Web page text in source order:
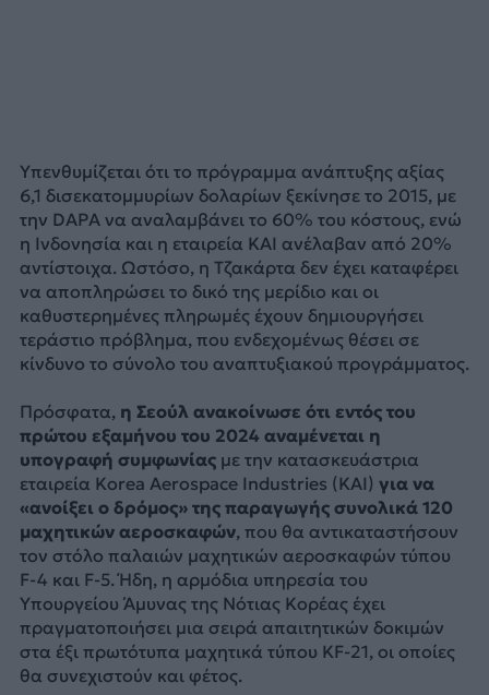
Υπενθυμίζεται ότι το πρόγραμμα ανάπτυξης αξίας
6,1 δισεκατομμυρίων δολαρίων ξεκίνησε το 2015, με
την DAPA να αναλαμβάνει το 60% του κόστους, ενώ
η Ινδονησία και η εταιρεία KAI ανέλαβαν από 20%
αντίστοιχα. Ωστόσο, η Τζακάρτα δεν έχει καταφέρει
να αποπληρώσει το δικό της μερίδιο και οι
καθυστερημένες πληρωμές έχουν δημιουργήσει
τεράστιο πρόβλημα, που ενδεχομένως θέσει σε
κίνδυνο το σύνολο του αναπτυξιακού προγράμματος.
Πρόσφατα, η Σεούλ ανακοίνωσε ότι εντός του
πρώτου εξαμήνου του 2024 αναμένεται η
υπογραφή συμφωνίαςμε την κατασκευάστρια
εταιρεία Korea Aerospace Industries (KAI) για να
«ανοίξει ο δρόμος» της παραγωγής συνολικά 120
μαχητικών αεροσκαφών, που θα αντικαταστήσουν
τον στόλο παλαιών μαχητικών αεροσκαφών τύπου
F-4 και F-5. Ήδη, η αρμόδια υπηρεσία του
Υπουργείου Άμυνας της Νότιας Κορέας έχει
πραγματοποιήσει μια σειρά απαιτητικών δοκιμών
στα έξι πρωτότυπα μαχητικά τύπου KF-21, οι οποίες
θα συνεχιστούν και φέτος.